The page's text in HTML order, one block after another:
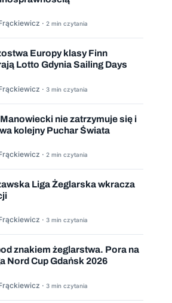
· 2 min czytania
Europy klasy Finn
Lotto Gdynia Sailing Days
· 3 min czytania
nie zatrzymuje się i
kolejny Puchar Świata
· 2 min czytania
Liga Żeglarska wkracza
· 3 min czytania
znakiem żeglarstwa. Pora na
Nord Cup Gdańsk 2026
· 3 min czytania